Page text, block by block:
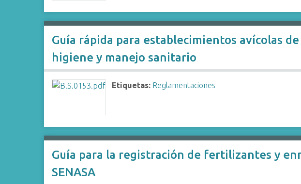
Guía rápida para establecimientos avícolas
higiene y manejo sanitario
Etiquetas: Reglamentaciones
Guía para la registración de fertilizantes y
SENASA